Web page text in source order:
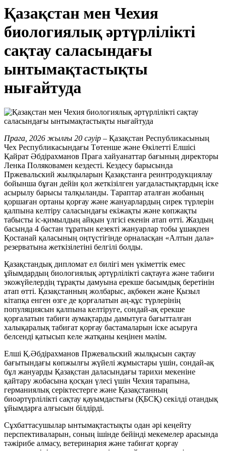
Қазақстан мен Чехия
биологиялық әртүрлілікті
сақтау саласындағы
ынтымақтастықты
нығайтуда
Прага, 2026 жылғы 20 сәуір – Қазақстан Республикасының
Чех Республикасындағы Төтенше және Өкілетті Елшісі
Қайрат Әбдірахманов Прага хайуанаттар бағының директоры
Ленка Поляковамен кездесті. Кездесу барысында
Пржевальский жылқыларын Қазақстанға реинтродукциялау
бойынша бұған дейін қол жеткізілген уағдаластықтардың іске
асырылу барысы талқыланды. Тараптар аталған жобаның
қоршаған ортаны қорғау және жануарлардың сирек түрлерін
қалпына келтіру саласындағы екіжақты және көпжақты
табысты іс-қимылдың айқын үлгісі екенін атап өтті. Жаздың
басында 4 бастан тұратын кезекті жануарлар тобы ұшақпен
Қостанай қаласының оңтүстігінде орналасқан «Алтын дала»
резерватына жеткізілетіні белгілі болды.
Қазақстандық дипломат ел билігі мен үкіметтік емес
ұйымдардың биологиялық әртүрлілікті сақтауға және табиғи
экожүйелердің тұрақты дамуына ерекше басымдық беретінін
атап өтті. Қазақстанның жолбарыс, ақбөкен және Қызыл
кітапқа енген өзге де қорғалатын аң-құс түрлерінің
популяциясын қалпына келтіруге, сондай-ақ ерекше
қорғалатын табиғи аумақтарды дамытуға бағытталған
халықаралық табиғат қорғау бастамаларын іске асыруға
белсенді қатысып келе жатқаны кеңінен мәлім.
Елші Қ.Әбдірахманов Пржевальский жылқысын сақтау
бағытындағы көпжылғы жүйелі жұмыстары үшін, сондай-ақ
бұл жануарды Қазақстан даласындағы тарихи мекеніне
қайтару жобасына қосқан үлесі үшін Чехия тарапына,
германиялық серіктестерге және Қазақстанның
биоәртүрлілікті сақтау қауымдастығы (ҚБСҚ) секілді отандық
ұйымдарға алғысын білдірді.
Сұхбаттасушылар ынтымақтастықты одан әрі кеңейту
перспективаларын, соның ішінде бейінді мекемелер арасында
тәжірибе алмасу, ветеринария және табиғат қорғау